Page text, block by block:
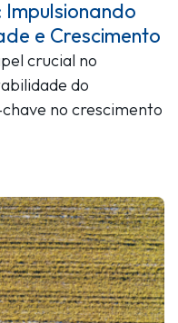
e Crescimento
crucial no
do
no crescimento